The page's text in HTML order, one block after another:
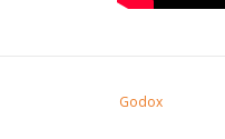
Godox